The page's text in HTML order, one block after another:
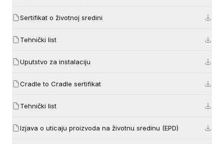
Sertifikat o životnoj sredini
Tehnički list
Uputstvo za instalaciju
Cradle to Cradle sertifikat
Tehnički list
Izjava o uticaju proizvoda na životnu sredinu (EPD)